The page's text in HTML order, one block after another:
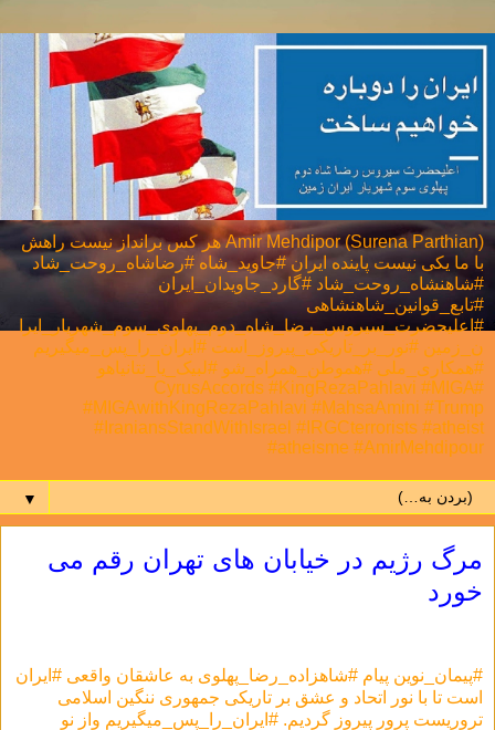
Amir Mehdipor (Surena Parthian) هر كس برانداز نيست راهش
با ما يكی نيست پاینده ایران #جاوید_شاه #رضاشاه_روحت_شاد
#شاهنشاه_روحت_شاد #گارد_جاویدان_ایران
#تابع_قوانین_شاهنشاهی
#اعلیحضرت_سیروس_رضا_شاه_دوم_پهلوی_سوم_شهریار_ایرا
ن_زمین #نور_بر_تاریکی_پیروز_است #ایران_را_پس_میگیریم
#همکاری_ملی⁩ #هموطن_همراه_شو #لبیک_یا_نتانیاهو
#CyrusAccords #KingRezaPahlavi #MIGA
#MIGAwithKingRezaPahlavi #MahsaAmini #Trump
#IraniansStandWithIsrael #IRGCterrorists #atheist
#atheisme #AmirMehdipour
▼
مرگ رژیم در خیابان های تهران رقم می
خورد
#پیمان_نوین پیام #شاهزاده_رضا_پهلوی به عاشقان واقعی #ایران
است تا با نور اتحاد و عشق بر تاریکی جمهوری ننگین اسلامی
تروریست پرور پیروز گردیم. #ایران_را_پس_میگیریم واز نو